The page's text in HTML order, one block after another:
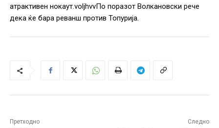
атрактивен нокаут.voljhvvПо поразот Волкановски рече
дека ќе бара реванш против Топурија.
Претходно Следно